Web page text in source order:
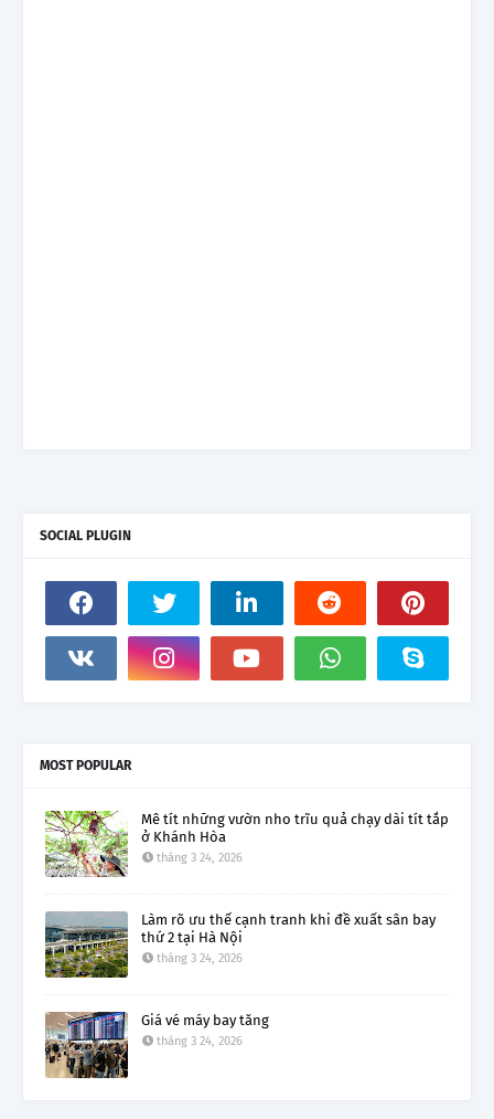
SOCIAL PLUGIN
MOST POPULAR
Mê tít những vườn nho trĩu quả chạy dài tít tắp
ở Khánh Hòa
tháng 3 24, 2026
Làm rõ ưu thế cạnh tranh khi đề xuất sân bay
thứ 2 tại Hà Nội
tháng 3 24, 2026
Giá vé máy bay tăng
tháng 3 24, 2026